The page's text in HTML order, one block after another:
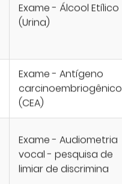
Exame - Álcool Etílico
(Urina)
Exame - Antígeno
carcinoembriogênico
(CEA)
Exame - Audiometria
vocal - pesquisa de
limiar de discrimina